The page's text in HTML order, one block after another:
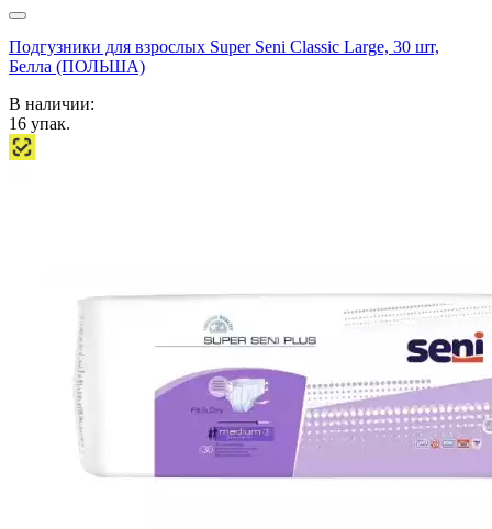
Подгузники для взрослых Super Seni Classic Large, 30 шт,
Белла (ПОЛЬША)
В наличии:
16 упак.